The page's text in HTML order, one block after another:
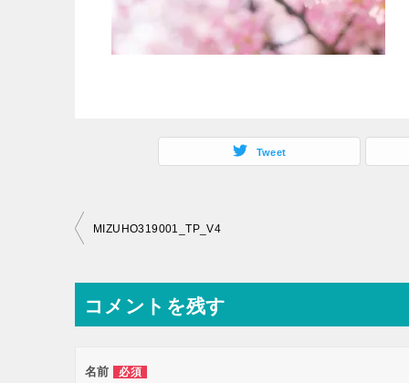
Tweet
投
ナ
ビ
ー
MIZUHO319001_TP_V4
コメントを残す
名前 必須